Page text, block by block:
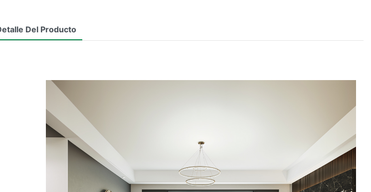
Del Producto